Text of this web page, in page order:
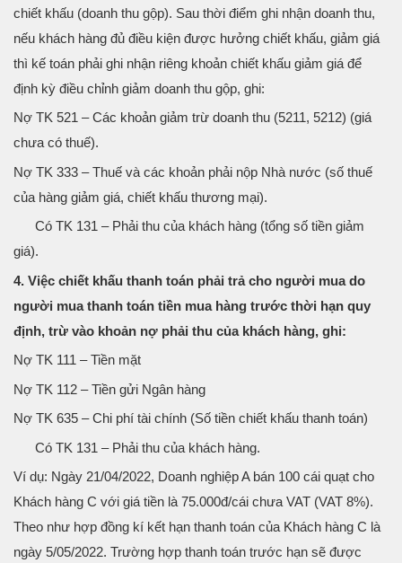
chiết khấu (doanh thu gộp). Sau thời điểm ghi nhận doanh thu,
nếu khách hàng đủ điều kiện được hưởng chiết khấu, giảm giá
thì kế toán phải ghi nhận riêng khoản chiết khấu giảm giá để
định kỳ điều chỉnh giảm doanh thu gộp, ghi:
Nợ TK 521 – Các khoản giảm trừ doanh thu (5211, 5212) (giá
chưa có thuế).
Nợ TK 333 – Thuế và các khoản phải nộp Nhà nước (số thuế
của hàng giảm giá, chiết khấu thương mại).
Có TK 131 – Phải thu của khách hàng (tổng số tiền giảm
giá).
4. Việc chiết khấu thanh toán phải trả cho người mua do
người mua thanh toán tiền mua hàng trước thời hạn quy
định, trừ vào khoản nợ phải thu của khách hàng, ghi:
Nợ TK 111 – Tiền mặt
Nợ TK 112 – Tiền gửi Ngân hàng
Nợ TK 635 – Chi phí tài chính (Số tiền chiết khấu thanh toán)
Có TK 131 – Phải thu của khách hàng.
Ví dụ: Ngày 21/04/2022, Doanh nghiệp A bán 100 cái quạt cho
Khách hàng C với giá tiền là 75.000đ/cái chưa VAT (VAT 8%).
Theo như hợp đồng kí kết hạn thanh toán của Khách hàng C là
ngày 5/05/2022. Trường hợp thanh toán trước hạn sẽ được